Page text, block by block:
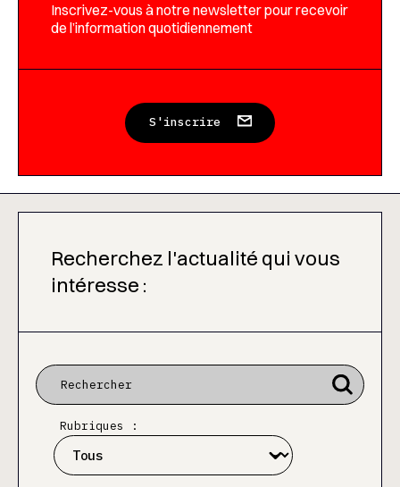
Inscrivez-vous à notre newsletter pour recevoir
de l’information quotidiennement
S'inscrire
Recherchez l'actualité qui vous
intéresse :
Rubriques :